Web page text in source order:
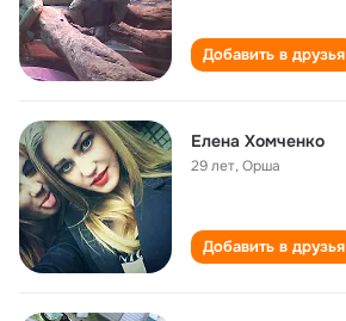
Добавить в друзья
Елена Хомченко
29 лет,Орша
Добавить в друзья